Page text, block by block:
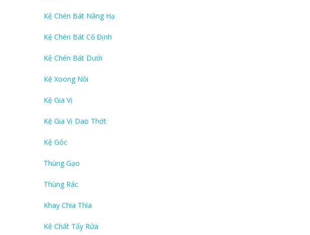
Kệ Chén Bát Nâng Hạ
Kệ Chén Bát Cố Định
Kệ Chén Bát Dưới
Kệ Xoong Nồi
Kệ Gia Vị
Kệ Gia Vị Dao Thớt
Kệ Góc
Thùng Gạo
Thùng Rác
Khay Chia Thìa
Kệ Chất Tẩy Rửa